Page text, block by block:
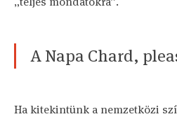
A Napa Chard,
Ha kitekintünk a nemzetközi